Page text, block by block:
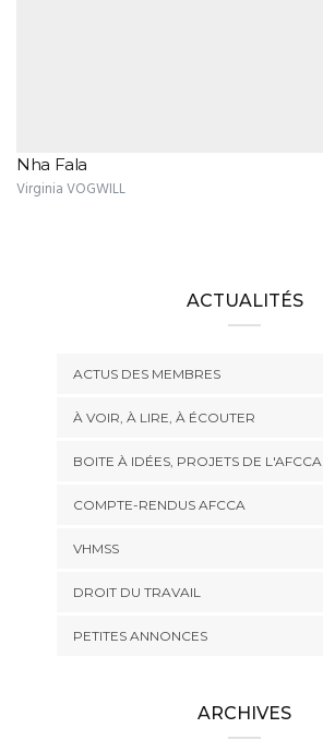
Nha Fala
Virginia VOGWILL
ACTUALITÉS
ACTUS DES MEMBRES
À VOIR, À LIRE, À ÉCOUTER
BOITE À IDÉES, PROJETS DE L'AFCCA
COMPTE-RENDUS AFCCA
VHMSS
DROIT DU TRAVAIL
PETITES ANNONCES
ARCHIVES